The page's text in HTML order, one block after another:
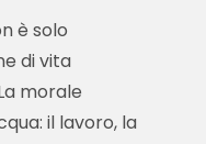
è solo
di vita
morale
il lavoro, la